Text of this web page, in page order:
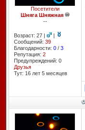
Посетители
Шняга Шняжная
--
Возраст: 27 |
|
Сообщений: 39
Благодарности: 0/ 3
Репутация: 2
Предупреждений: 0
Друзья
Тут: 16 лет 5 месяцев